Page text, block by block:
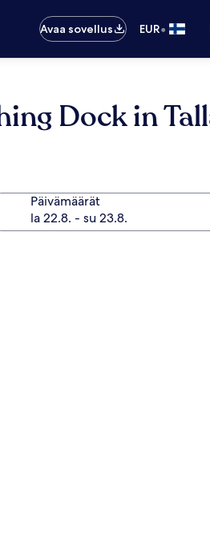
Avaa sovellus EUR•
Dock in
Päivämäärät